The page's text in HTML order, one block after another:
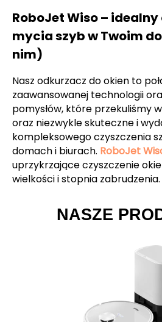
RoboJet Wiso –
mycia szyb w Twoim
nim)
Nasz odkurzacz do okien to
zaawansowanej technologii
pomysłów, które przekuliśmy
oraz niezwykle skuteczne i
kompleksowego czyszczenia
domach i biurach. RoboJet
uprzykrzające czyszczenie
wielkości i stopnia zabrudzenia.
NASZE